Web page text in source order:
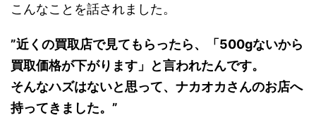
こんなことを話されました。
”近くの買取店で見てもらったら、「500gないから
買取価格が下がります」と言われたんです。
そんなハズはないと思って、ナカオカさんのお店へ
持ってきました。”